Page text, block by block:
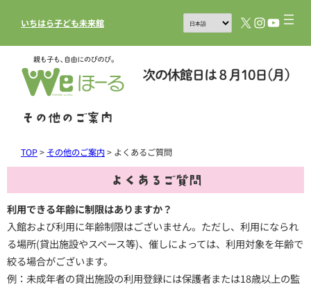
いちはら子ども未来館 X Instagram
YouTube
その他のご案内
TOP> その他のご案内> よくあるご質問
よくあるご質問
利用できる年齢に制限はありますか？
入館および利用に年齢制限はございません。ただし、利用になられ
る場所(貸出施設やスペース等)、催しによっては、利用対象を年齢で
絞る場合がございます。
例：未成年者の貸出施設の利用登録には保護者または18歳以上の監